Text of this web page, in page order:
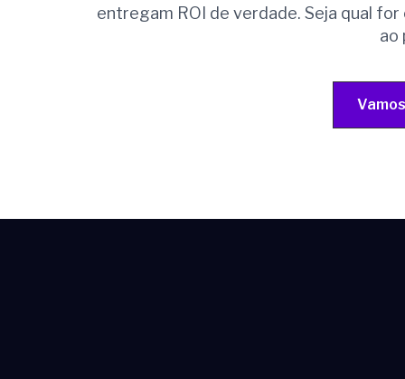
entregam ROI de verdade. Seja qual
ao